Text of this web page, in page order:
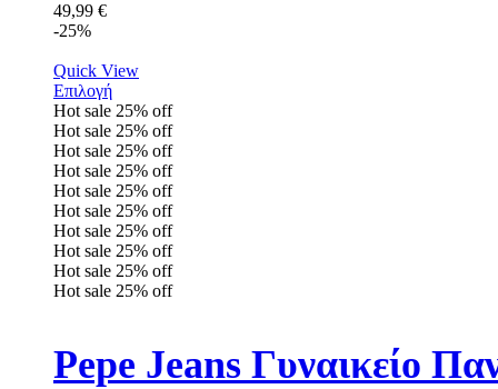
49,99 €
-25%
Quick View
Επιλογή
Hot sale 25% off
Hot sale 25% off
Hot sale 25% off
Hot sale 25% off
Hot sale 25% off
Hot sale 25% off
Hot sale 25% off
Hot sale 25% off
Hot sale 25% off
Hot sale 25% off
Pepe Jeans Γυναικείο